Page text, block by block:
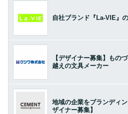
自社ブランド『La-VIE』
【デザイナー募集】もの
越えの文具メーカー
地域の企業をブランディ
ザイナー募集】